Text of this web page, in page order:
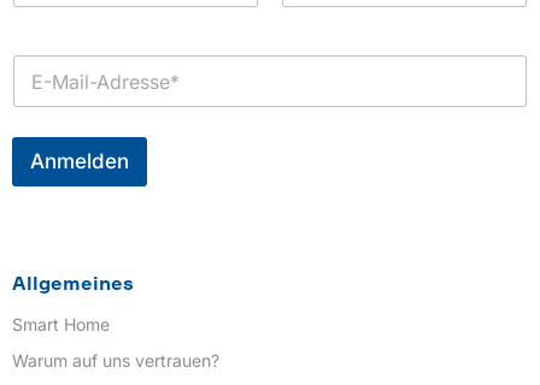
m
*
E
M
a
l
Anmelden
Allgemeines
Smart Home
Warum auf uns vertrauen?